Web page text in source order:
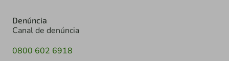
Denúncia
Canal de denúncia
0800 602 6918